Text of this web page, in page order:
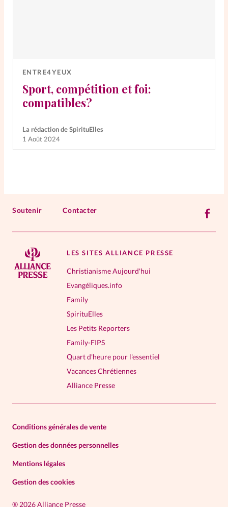
ENTRE4YEUX
Sport, compétition et foi:
compatibles?
La rédaction de SpirituElles
1 Août 2024
Soutenir Contacter
LES SITES ALLIANCE PRESSE
Christianisme Aujourd'hui
Evangéliques.info
Family
SpirituElles
Les Petits Reporters
Family-FIPS
Quart d'heure pour l'essentiel
Vacances Chrétiennes
Alliance Presse
Conditions générales de vente
Gestion des données personnelles
Mentions légales
Gestion des cookies
® 2026 Alliance Presse